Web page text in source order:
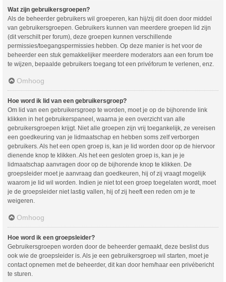
Wat zijn gebruikersgroepen?
Als de beheerder gebruikers wil groeperen, kan hij/zij dit doen door middel
van gebruikersgroepen. Gebruikers kunnen van meerdere groepen lid zijn
(dit verschilt per forum), deze groepen kunnen verschillende
permissies/toegangspermissies hebben. Op deze manier is het voor de
beheerder een stuk gemakkelijker meerdere moderators aan een forum toe
te wijzen, bepaalde gebruikers toegang tot een privéforum te verlenen, enz.
Omhoog
Hoe word ik lid van een gebruikersgroep?
Om lid van een gebruikersgroep te worden, moet je op de bijhorende link
klikken in het gebruikerspaneel, waarna je een overzicht van alle
gebruikersgroepen krijgt. Niet alle groepen zijn vrij toegankelijk, ze vereisen
een goedkeuring van je lidmaatschap en hebben soms zelf verborgen
gebruikers. Als het een open groep is, kan je lid worden door op de hiervoor
dienende knop te klikken. Als het een gesloten groep is, kan je je
lidmaatschap aanvragen door op de bijhorende knop te klikken. De
groepsleider moet je aanvraag dan goedkeuren, hij of zij vraagt mogelijk
waarom je lid wil worden. Indien je niet tot een groep toegelaten wordt, moet
je de groepsleider niet lastig vallen, hij of zij heeft een reden om je te
weigeren.
Omhoog
Hoe word ik een groepsleider?
Gebruikersgroepen worden door de beheerder gemaakt, deze beslist dus
ook wie de groepsleider is. Als je een gebruikersgroep wil starten, moet je
contact opnemen met de beheerder, dit kan door hem/haar een privébericht
te sturen.